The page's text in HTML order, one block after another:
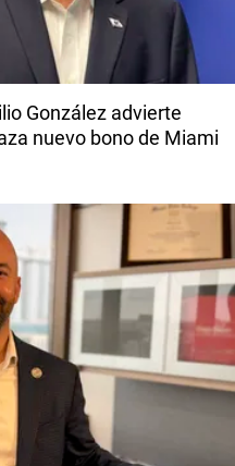
González advierte
nuevo bono de Miami